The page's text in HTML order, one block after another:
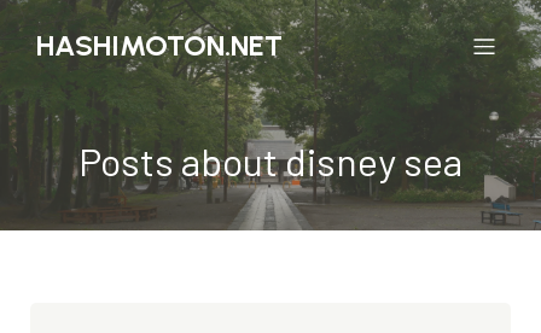
HASHIMOTON.NET
Posts about disney sea